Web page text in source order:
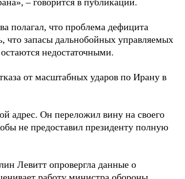
– говорится в публикации.
полагал, что проблема дефицита
запасы дальнобойных управляемых
недостаточными.
от масштабных ударов по Ирану в
адрес. Он переложил вину на своего
не предоставил президенту полную
Левитт опровергла данные о